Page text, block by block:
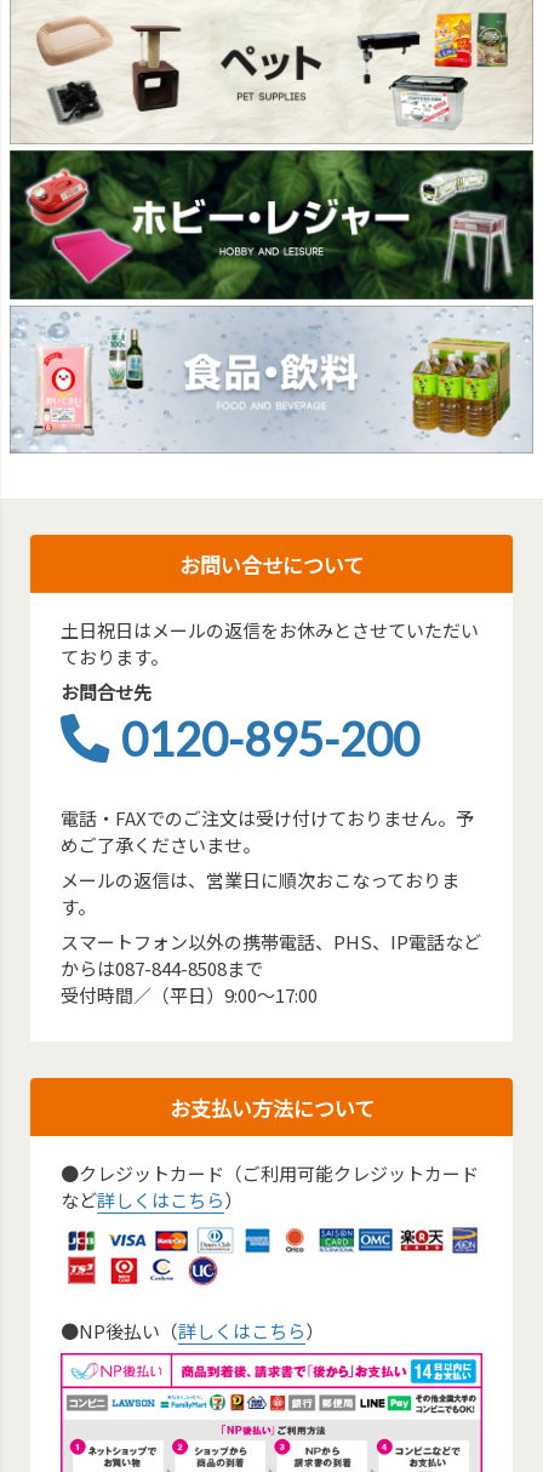
お問い合せについて
土日祝日はメールの返信をお休みとさせていただい
ております。
お問合せ先
0120-895-200
電話・FAXでのご注文は受け付けておりません。予
めご了承くださいませ。
メールの返信は、営業日に順次おこなっておりま
す。
スマートフォン以外の携帯電話、PHS、IP電話など
からは087-844-8508まで
受付時間／（平日）9:00～17:00
お支払い方法について
●クレジットカード（ご利用可能クレジットカード
など詳しくはこちら）
●NP後払い（詳しくはこちら）